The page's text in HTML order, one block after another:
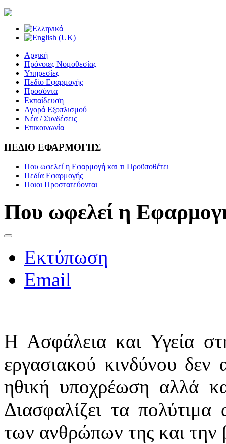
Αρχική
Πρόνοιες Νομοθεσίας
Υπηρεσίες
Πεδίο Εφαρμογής
Προσόντα
Εκπαίδευση
Αγορά Εξοπλισμού
Νέα / Συνδέσεις
Επικοινωνία
ΠΕΔΙΟ ΕΦΑΡΜΟΓΗΣ
Που ωφελεί η Εφαρμογή και τι Προϋποθέτει
Πεδία Εφαρμογής
Ποιοι Προστατεύονται
Που ωφελεί η
Εκτύπωση
Email
Η Ασφάλεια και Υγεία
εργασιακού κινδύνου δεν
ηθική υποχρέωση αλλά
Διασφαλίζει τα πολύτιμα
των ανθρώπων της και την